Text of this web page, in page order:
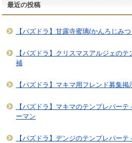
最近の投稿
【パズドラ】甘露寺蜜璃(かんろじみ
【パズドラ】クリスマスアルジェの
補
【パズドラ】マキマ用フレンド募集
【パズドラ】マキマのテンプレパー
ーマン
【パズドラ】デンジのテンプレパー